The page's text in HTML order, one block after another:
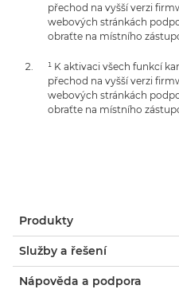
přechod na vyšší verzi
webových stránkách
obraťte na místního
¹ K aktivaci všech funkcí
přechod na vyšší verzi
webových stránkách
obraťte na místního
Produkty
Služby a řešení
Nápověda a podpora